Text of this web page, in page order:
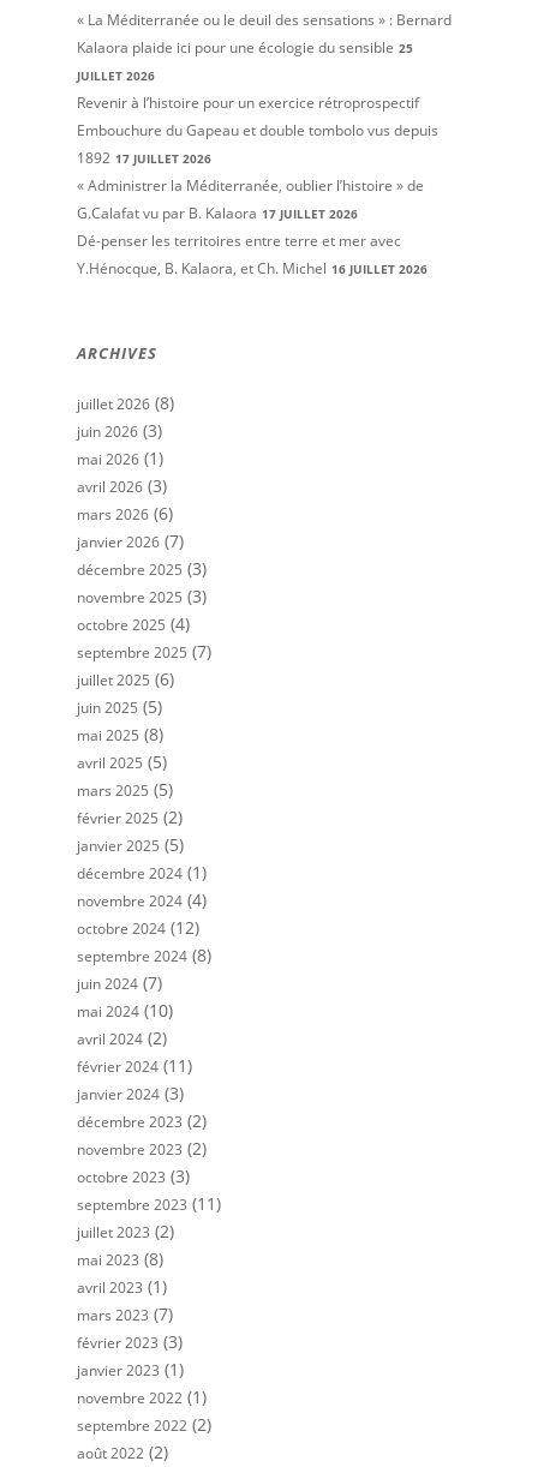
« La Méditerranée ou le deuil des sensations » : Bernard
Kalaora plaide ici pour une écologie du sensible 25
JUILLET 2026
Revenir à l’histoire pour un exercice rétroprospectif
Embouchure du Gapeau et double tombolo vus depuis
1892 17 JUILLET 2026
« Administrer la Méditerranée, oublier l’histoire » de
G.Calafat vu par B. Kalaora 17 JUILLET 2026
Dé-penser les territoires entre terre et mer avec
Y.Hénocque, B. Kalaora, et Ch. Michel 16 JUILLET 2026
ARCHIVES
juillet 2026 (8)
juin 2026 (3)
mai 2026 (1)
avril 2026 (3)
mars 2026 (6)
janvier 2026 (7)
décembre 2025 (3)
novembre 2025 (3)
octobre 2025 (4)
septembre 2025 (7)
juillet 2025 (6)
juin 2025 (5)
mai 2025 (8)
avril 2025 (5)
mars 2025 (5)
février 2025 (2)
janvier 2025 (5)
décembre 2024 (1)
novembre 2024 (4)
octobre 2024 (12)
septembre 2024 (8)
juin 2024 (7)
mai 2024 (10)
avril 2024 (2)
février 2024 (11)
janvier 2024 (3)
décembre 2023 (2)
novembre 2023 (2)
octobre 2023 (3)
septembre 2023 (11)
juillet 2023 (2)
mai 2023 (8)
avril 2023 (1)
mars 2023 (7)
février 2023 (3)
janvier 2023 (1)
novembre 2022 (1)
septembre 2022 (2)
août 2022 (2)